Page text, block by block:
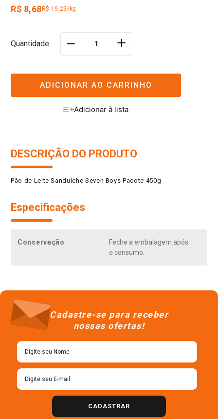
R$ 8,68 R$ 19,29/kg
Quantidade ＋
ADICIONAR AO CARRINHO
DESCRIÇÃO DO PRODUTO
Pão de Leite Sanduíche Seven Boys Pacote 450g
Especificações
Conservação
Feche a embalagem após
o consumo.
Cadastre-se para receber
nossas ofertas!
CADASTRAR